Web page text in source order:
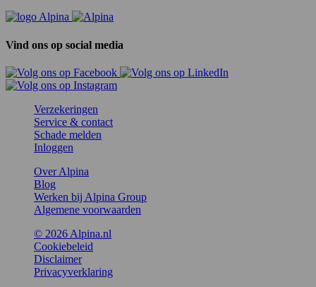
Vind ons op social media
Verzekeringen
Service & contact
Schade melden
Inloggen
Over Alpina
Blog
Werken bij Alpina Group
Algemene voorwaarden
© 2026 Alpina.nl
Cookiebeleid
Disclaimer
Privacyverklaring